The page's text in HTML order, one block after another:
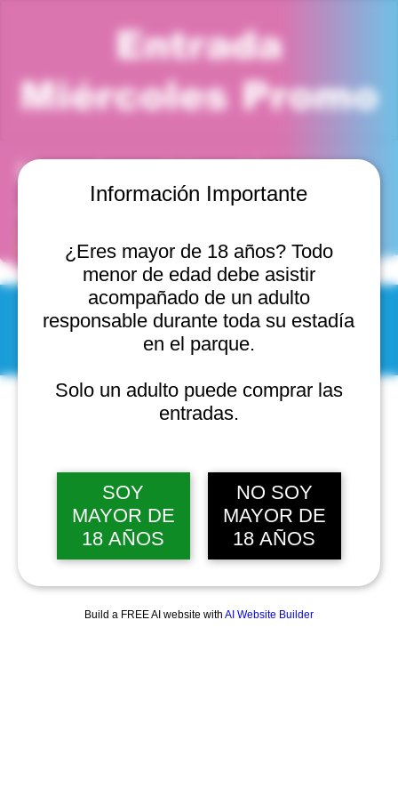
Información Importante
¿Eres mayor de 18 años? Todo
menor de edad debe asistir
acompañado de un adulto
responsable durante toda su estadía
en el parque.
Solo un adulto puede comprar las
entradas.
SOY
MAYOR DE
18 AÑOS
NO SOY
MAYOR DE
18 AÑOS
Build a FREE AI website with AI Website Builder
Entrada
Miércoles Promo
Horario y ubicación
2541754 Viña del Mar, Valparaíso, Chile